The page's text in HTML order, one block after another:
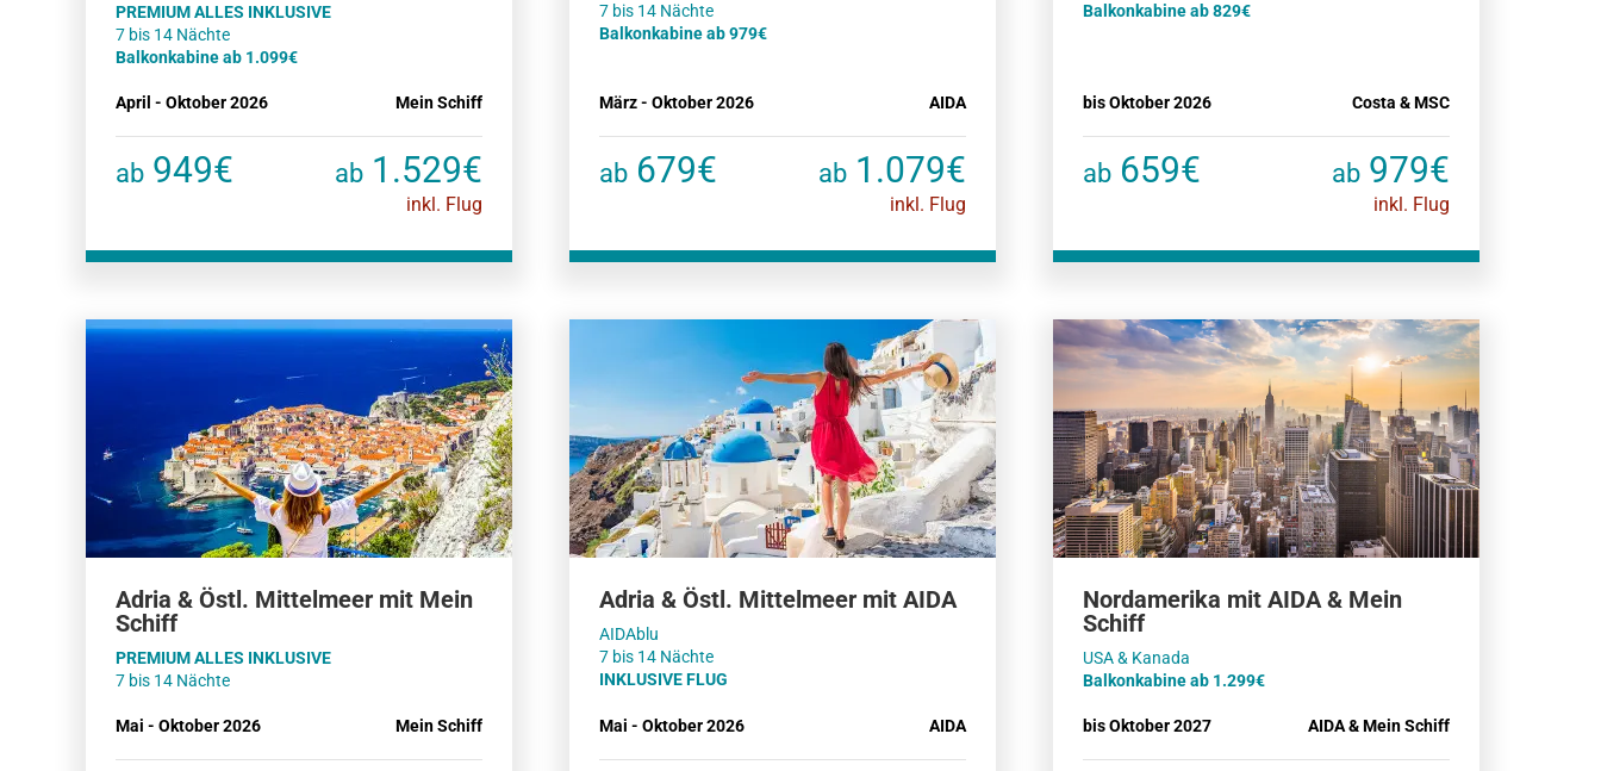
PREMIUM ALLES INKLUSIVE
Balkonkabine ab 1.099€
April - Oktober 2026 Mein Schiff
ab 949€ ab 1.529€
inkl. Flug
Balkonkabine ab 979€
März - Oktober 2026 AIDA
ab 679€ ab 1.079€
inkl. Flug
Balkonkabine ab 829€
bis Oktober 2026 Costa & MSC
ab 659€ ab 979€
inkl. Flug
Adria & Östl. Mittelmeer mit Mein
Schiff
PREMIUM ALLES INKLUSIVE
7 bis 14 Nächte
Mai - Oktober 2026 Mein Schiff
Adria & Östl. Mittelmeer mit AIDA
AIDAblu
7 bis 14 Nächte
INKLUSIVE FLUG
Mai - Oktober 2026 AIDA
Nordamerika mit AIDA & Mein
Schiff
Balkonkabine ab 1.299€
bis Oktober 2027 AIDA & Mein Schiff